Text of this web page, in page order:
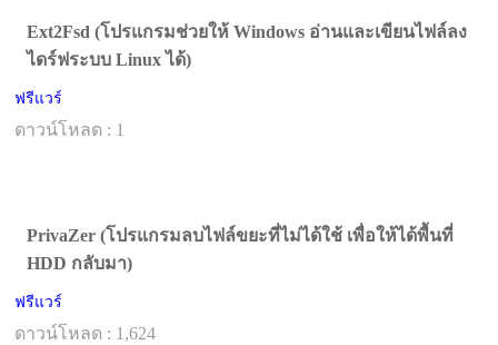
Ext2Fsd (โปรแกรมช่วยให้ Windows อ่านและเขียนไฟล์ลง
ไดร์ฟระบบ Linux ได้)
ฟรีแวร์
ดาวน์โหลด : 1
PrivaZer (โปรแกรมลบไฟล์ขยะที่ไม่ได้ใช้ เพื่อให้ได้พื้นที่
HDD กลับมา)
ฟรีแวร์
ดาวน์โหลด : 1,624